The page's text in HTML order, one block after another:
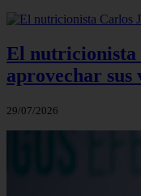
El nutricionista
aprovechar sus
29/07/2026